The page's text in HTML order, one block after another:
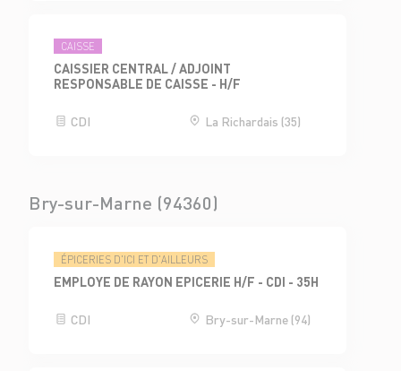
CAISSE
CAISSIER CENTRAL / ADJOINT
RESPONSABLE DE CAISSE - H/F
CDI La Richardais (35)
Bry-sur-Marne (94360)
ÉPICERIES D'ICI ET D'AILLEURS
EMPLOYE DE RAYON EPICERIE H/F - CDI - 35H
CDI Bry-sur-Marne (94)